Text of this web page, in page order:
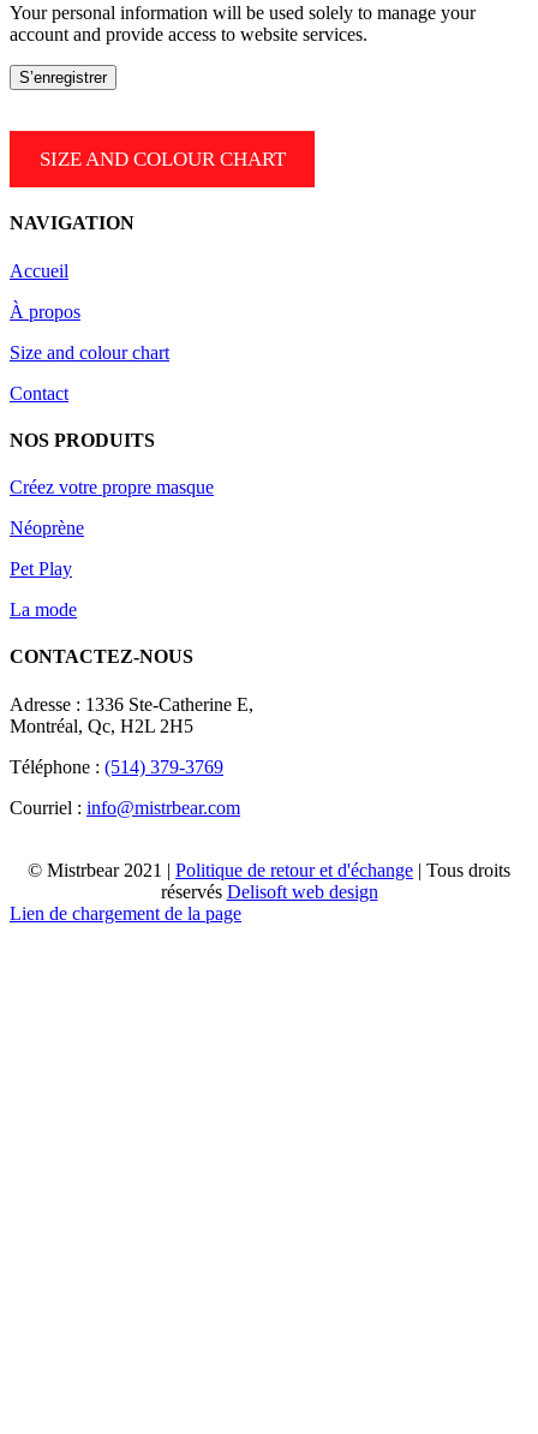
Your personal information will be used solely to manage your
account and provide access to website services.
S’enregistrer
SIZE AND COLOUR CHART
NAVIGATION
Accueil
À propos
Size and colour chart
Contact
NOS PRODUITS
Créez votre propre masque
Néoprène
Pet Play
La mode
CONTACTEZ-NOUS
Adresse : 1336 Ste-Catherine E,
Montréal, Qc, H2L 2H5
Téléphone : (514) 379-3769
Courriel : info@mistrbear.com
© Mistrbear 2021 | Politique de retour et d'échange | Tous droits
réservés Delisoft web design
Lien de chargement de la page